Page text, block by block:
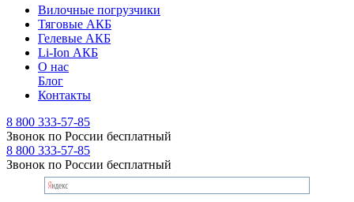
Вилочные погрузчики
Тяговые АКБ
Гелевые АКБ
Li-Ion АКБ
О нас
Блог
Контакты
8 800 333-57-85
Звонок по России бесплатный
8 800 333-57-85
Звонок по России бесплатный